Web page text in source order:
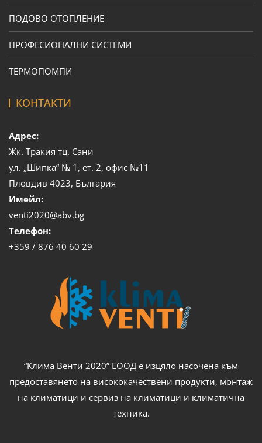
ПОДОВО ОТОПЛЕНИЕ
ПРОФЕСИОНАЛНИ СИСТЕМИ
ТЕРМОПОМПИ
КОНТАКТИ
Адрес:
Жк. Тракия тц. Сани
ул. „Шипка“ № 1, ет. 2, офис №11
Пловдив 4023, България
Имейл:
venti2020@abv.bg
Телефон:
+359 / 876 40 60 29
“Клима Венти 2020” ЕООД е изцяло насочена към
предоставянето на висококачествени продукти, монтаж
на климатици и сервиз на климатици и климатична
техника.